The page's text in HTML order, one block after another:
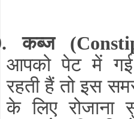
कब्ज
आपको पेट में
रहती हैं तो इस
के लिए